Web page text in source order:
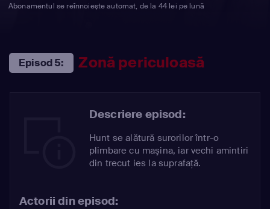
Abonamentul se reînnoiește automat, de la 44 lei pe lună
Episod 5: Zonă periculoasă
Descriere episod:
Hunt se alătură surorilor într-o
plimbare cu maşina, iar vechi amintiri
din trecut ies la suprafaţă.
Actorii din episod: